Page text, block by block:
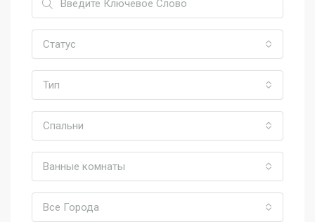
Статус
Тип
Спальни
Ванные комнаты
Все Города